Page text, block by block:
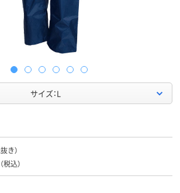
サイズ：L
き）
（税込）